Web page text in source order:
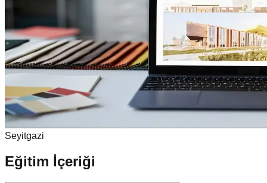
Seyitgazi
Eğitim İçeriği